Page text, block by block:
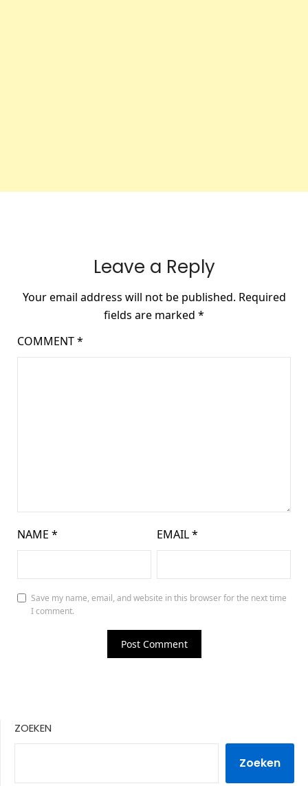
Leave a Reply
Your email address will not be published. Required
fields are marked *
COMMENT*
NAME * EMAIL*
Save my name, email, and website in this browser for the next time
I comment.
ZOEKEN
Zoeken